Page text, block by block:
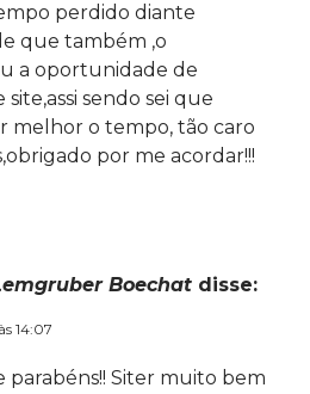
perdido diante
que também ,o
a oportunidade de
sendo sei que
melhor o tempo, tão caro
por me acordar!!!
Boechat disse:
14:07
parabéns!! Siter muito bem